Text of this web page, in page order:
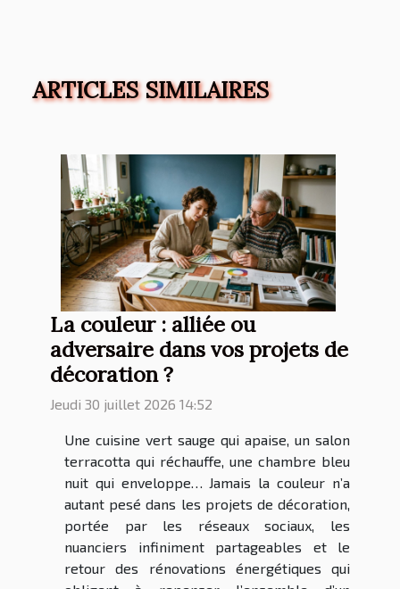
ARTICLES SIMILAIRES
La couleur : alliée ou
adversaire dans vos projets de
décoration ?
Jeudi 30 juillet 2026 14:52
Une cuisine vert sauge qui apaise, un salon
terracotta qui réchauffe, une chambre bleu
nuit qui enveloppe… Jamais la couleur n’a
autant pesé dans les projets de décoration,
portée par les réseaux sociaux, les
nuanciers infiniment partageables et le
retour des rénovations énergétiques qui